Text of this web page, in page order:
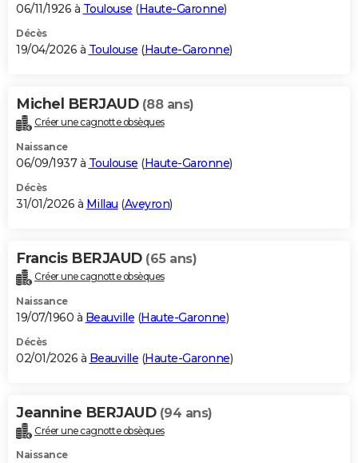
S'inscrire
Se connecter
Lycées
Collèges
Primaires
Universités
Entreprises
Service militaire
Avis de recherche
AVIS DE DÉCÈS
Bricolage
Lifestyle
Culture
Sport
Auto
Television
Voyage
Cinema
06/11/1926 à Toulouse (Haute-Garonne)
Décès
19/04/2026 à Toulouse (Haute-Garonne)
Michel BERJAUD (88 ans)
Créer une cagnotte obsèques
Naissance
06/09/1937 à Toulouse (Haute-Garonne)
Décès
31/01/2026 à Millau (Aveyron)
Francis BERJAUD (65 ans)
Créer une cagnotte obsèques
Naissance
19/07/1960 à Beauville (Haute-Garonne)
Décès
02/01/2026 à Beauville (Haute-Garonne)
Jeannine BERJAUD (94 ans)
Créer une cagnotte obsèques
Naissance